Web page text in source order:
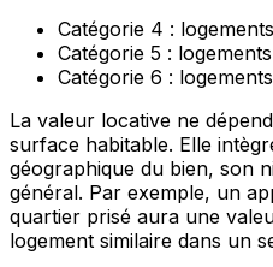
Catégorie 4 :
Catégorie 5 :
Catégorie 6 :
La valeur locative ne
surface habitable. Elle
géographique du bien, son
général. Par exemple, un
quartier prisé aura une
logement similaire dans un